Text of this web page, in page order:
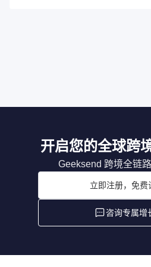
开启您的全球跨
Geeksend 跨境全链
立即注册，免费
咨询专属增